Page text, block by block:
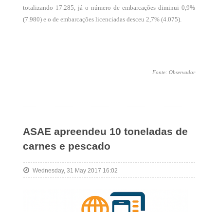
totalizando 17.285, já o número de embarcações diminui 0,9%
(7.980) e o de embarcações licenciadas desceu 2,7% (4.075).
Fonte: Observador
ASAE apreendeu 10 toneladas de
carnes e pescado
Wednesday, 31 May 2017 16:02